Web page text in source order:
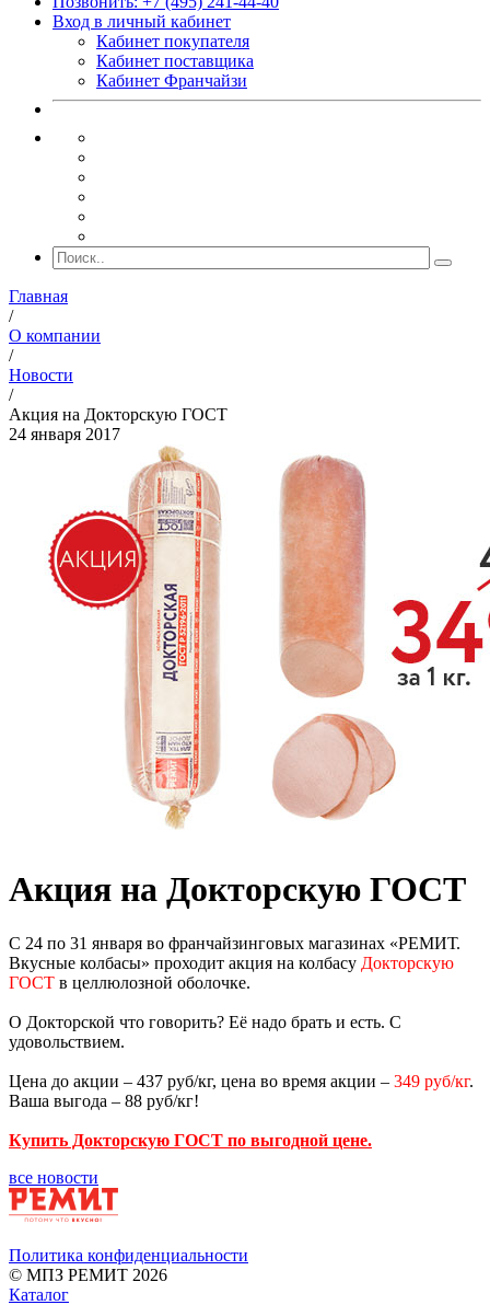
Вход в личный кабинет
Кабинет покупателя
Кабинет поставщика
Кабинет Франчайзи
Главная
/
О компании
/
Новости
/
Акция на Докторскую ГОСТ
24 января 2017
Акция на Докторскую ГОСТ
С 24 по 31 января во франчайзинговых магазинах «РЕМИТ.
Вкусные колбасы» проходит акция на колбасу Докторскую
ГОСТ в целлюлозной оболочке.
О Докторской что говорить? Её надо брать и есть. С
удовольствием.
Цена до акции – 437 руб/кг, цена во время акции – 349 руб/кг.
Ваша выгода – 88 руб/кг!
Купить Докторскую ГОСТ по выгодной цене.
все новости
Политика конфиденциальности
© МПЗ РЕМИТ 2026
Каталог